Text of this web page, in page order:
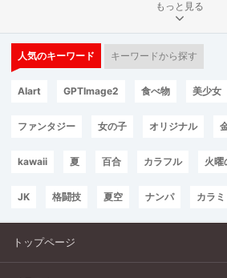
もっと見る
人気のキーワード キーワードから探す
AIart GPTImage2 食べ物 美少女
ファンタジー 女の子 オリジナル
kawaii 夏 百合 カラフル 火曜
JK 格闘技 夏空 ナンパ カラ
トップページ